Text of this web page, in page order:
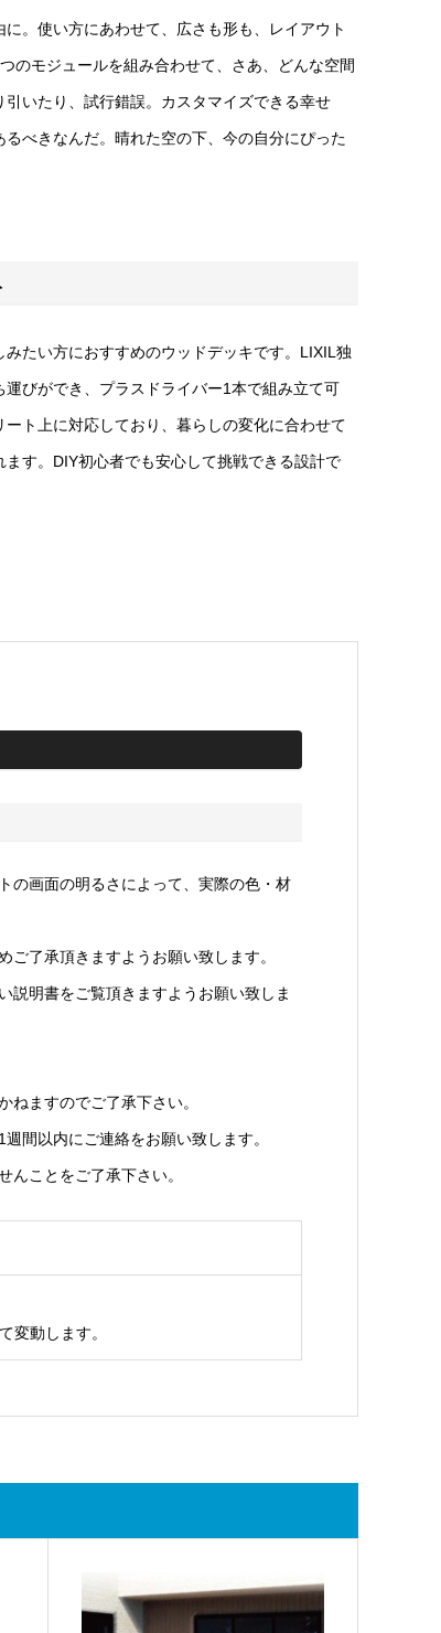
。使い方にあわせて、広さも形も、レイアウト
のモジュールを組み合わせて、さあ、どんな空間
いたり、試行錯誤。カスタマイズできる幸せ
べきなんだ。晴れた空の下、今の自分にぴった
たい方におすすめのウッドデッキです。LIXIL独
運びができ、プラスドライバー1本で組み立て可
ト上に対応しており、暮らしの変化に合わせて
ます。DIY初心者でも安心して挑戦できる設計で
の画面の明るさによって、実際の色・材
了承頂きますようお願い致します。
説明書をご覧頂きますようお願い致しま
ますのでご了承下さい。
間以内にご連絡をお願い致します。
ことをご了承下さい。
変動します。